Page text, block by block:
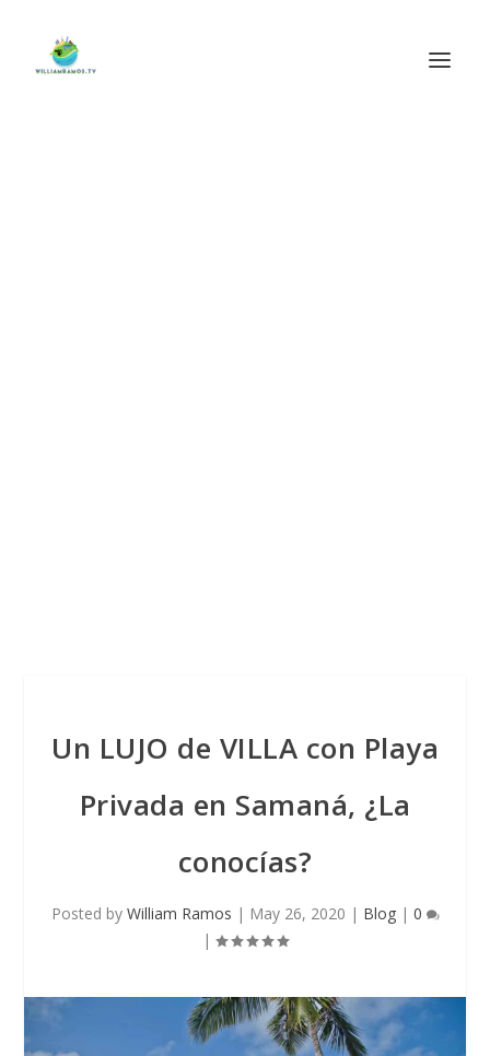
Un LUJO de VILLA con Playa
Privada en Samaná, ¿La
conocías?
Posted by William Ramos | May 26, 2020 | Blog| 0
|